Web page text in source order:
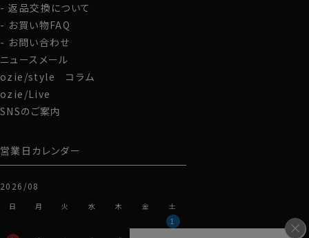
S-37～LL-43・3L-45･4L-47cm / トールM-88・L-90・
LL-90cm・全１２サイズにてご用意。(サイズ表C)
ださい。
50410
返品交換について
お買い物FAQ
お問い合わせ
ニュースメール
ozie/style コラム
ozie/Live
SNSのご案内
営業日カレンダー
2026/08
日 月 火 水 木 金
土
1